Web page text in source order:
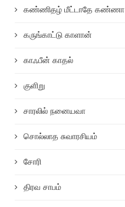
கண்ணிதழ் மீட்டாதே கண்ணா
கருங்காட்டு காளான்
காஃபீன் காதல்
குளிறு
சாரலில் நனையவா
சொல்லாத சுவாரசியம்
சோரி
திரவ சாபம்